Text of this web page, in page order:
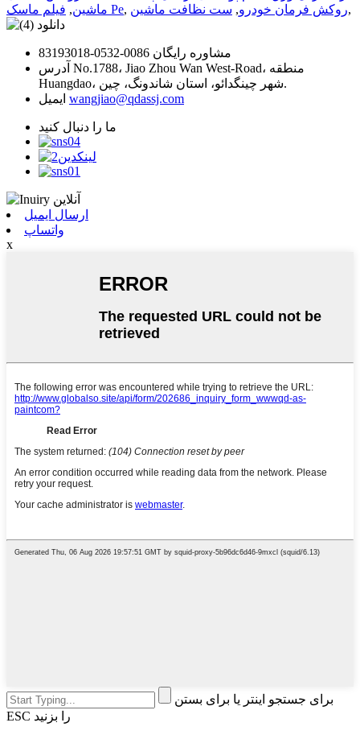
ماشین, فیلم ماسک Pe, روکش فرمان خودرو, ست نظافت ماشین ,
مشاوره رایگان 0086-0532-83193018
آدرس No.1788، Jiao Zhou Wan West-Road، منطقه
Huangdao، شهر چینگدائو، استان شاندونگ، چین.
ایمیل wangjiao@qdassj.com
ما را دنبال کنید
ارسال ایمیل
واتساپ
x
برای جستجو اینتر یا برای بستن
ESC را بزنید